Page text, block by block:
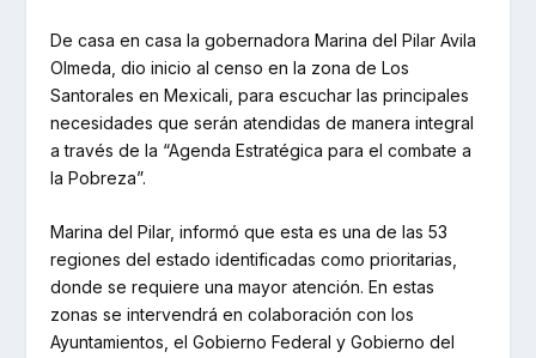
De casa en casa la gobernadora Marina del Pilar Avila
Olmeda, dio inicio al censo en la zona de Los
Santorales en Mexicali, para escuchar las principales
necesidades que serán atendidas de manera integral
a través de la “Agenda Estratégica para el combate a
la Pobreza”.
Marina del Pilar, informó que esta es una de las 53
regiones del estado identificadas como prioritarias,
donde se requiere una mayor atención. En estas
zonas se intervendrá en colaboración con los
Ayuntamientos, el Gobierno Federal y Gobierno del